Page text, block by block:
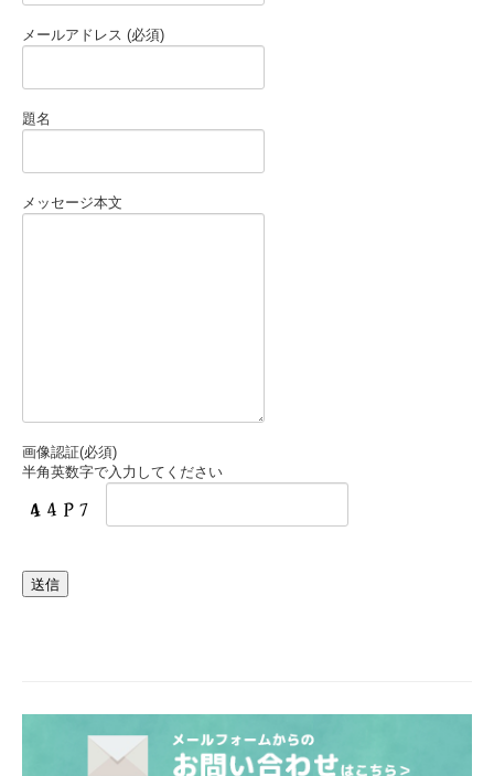
メールアドレス (必須)
題名
メッセージ本文
画像認証(必須)
半角英数字で入力してください